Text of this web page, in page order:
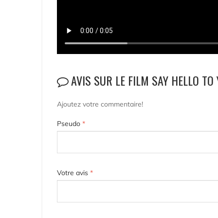
AVIS SUR LE FILM SAY HELLO TO
Ajoutez votre commentaire!
Pseudo *
Votre avis *